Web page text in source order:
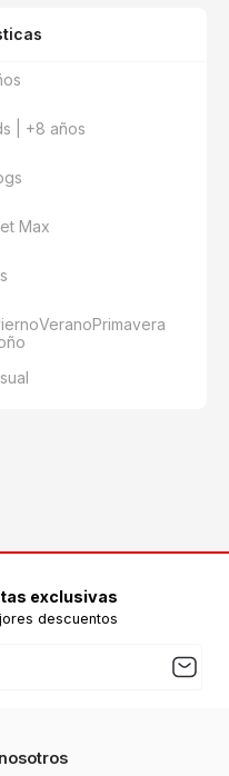
| +8 años
Max
VeranoPrimavera
exclusivas
descuentos